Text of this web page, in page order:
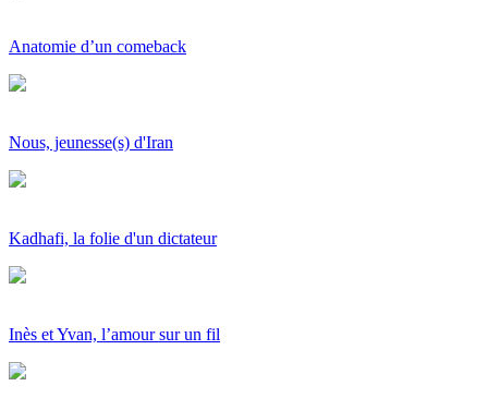
Anatomie d’un comeback
Nous, jeunesse(s) d'Iran
Kadhafi, la folie d'un dictateur
Inès et Yvan, l’amour sur un fil